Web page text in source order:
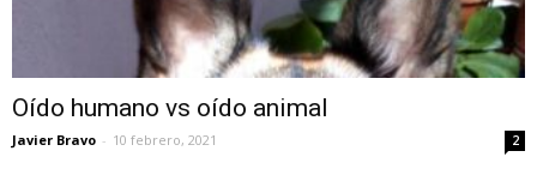
Oído humano vs oído animal
Javier Bravo - 10 febrero, 2021 2